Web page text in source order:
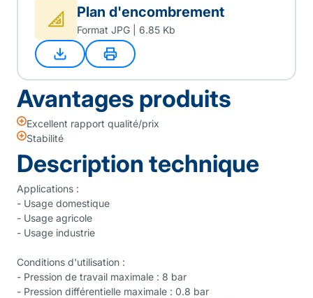
Plan d'encombrement
Format JPG | 6.85 Kb
Avantages produits
Excellent rapport qualité/prix
Stabilité
Description technique
Applications :
- Usage domestique
- Usage agricole
- Usage industrie
Conditions d'utilisation :
- Pression de travail maximale : 8 bar
- Pression différentielle maximale : 0.8 bar